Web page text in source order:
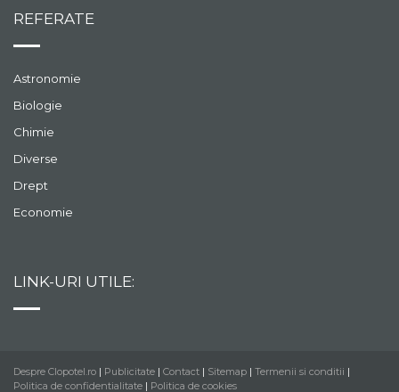
REFERATE
Astronomie
Biologie
Chimie
Diverse
Drept
Economie
LINK-URI UTILE:
Despre Clopotel.ro | Publicitate | Contact | Sitemap | Termenii si conditii |
Politica de confidentialitate | Politica de cookies